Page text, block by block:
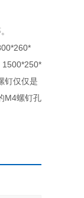
1500*250*
钉仅仅是
M4螺钉孔